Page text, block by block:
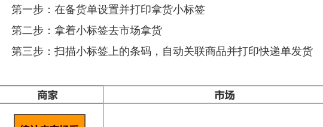
一步：在备货单设置并打印拿货小标签
二步：拿着小标签去市场拿货
三步：扫描小标签上的条码，自动关联商品并打印快递单发货